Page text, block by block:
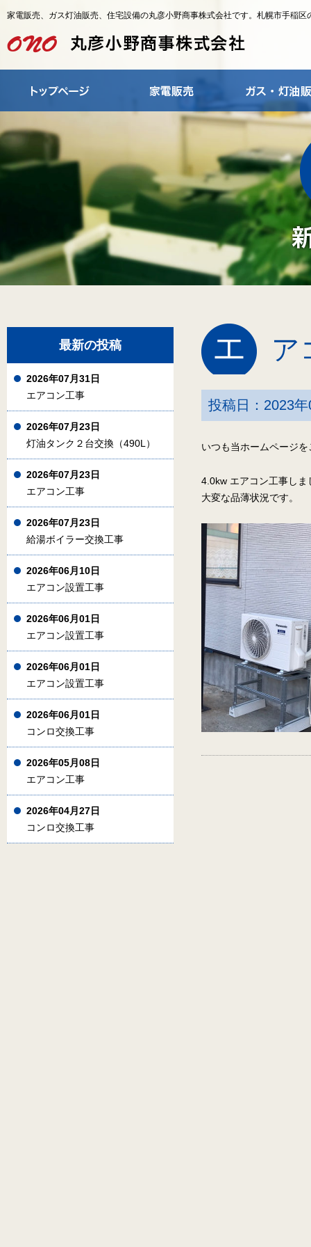
家電販売、ガス灯油販売、住宅設備の丸彦小野商事株式会社です。札幌市手稲区
エ ア
投稿日：2023
いつも当ホームページ
4.0kw エアコン工事しま
大変な品薄状況です。
最新の投稿
2026年07月31日
エアコン工事
2026年07月23日
灯油タンク２台交換（490L）
2026年07月23日
エアコン工事
2026年07月23日
給湯ボイラー交換工事
2026年06月10日
エアコン設置工事
2026年06月01日
エアコン設置工事
2026年06月01日
エアコン設置工事
2026年06月01日
コンロ交換工事
2026年05月08日
エアコン工事
2026年04月27日
コンロ交換工事